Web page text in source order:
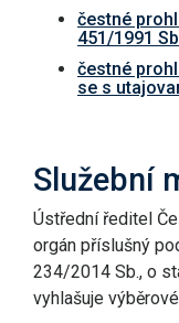
čestné
451/1991
čestné
se s
Služební
Ústřední ředitel
orgán příslušný
234/2014 Sb., o
vyhlašuje